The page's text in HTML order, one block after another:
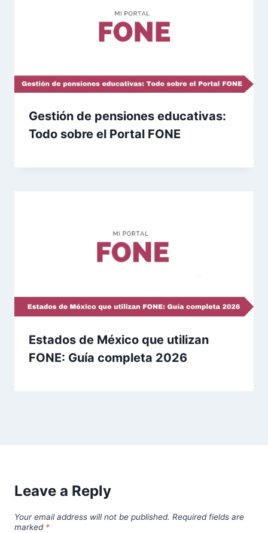
Gestión de pensiones educativas:
Todo sobre el Portal FONE
Estados de México que utilizan
FONE: Guía completa 2026
Leave a Reply
Your email address will not be published. Required fields are
marked *